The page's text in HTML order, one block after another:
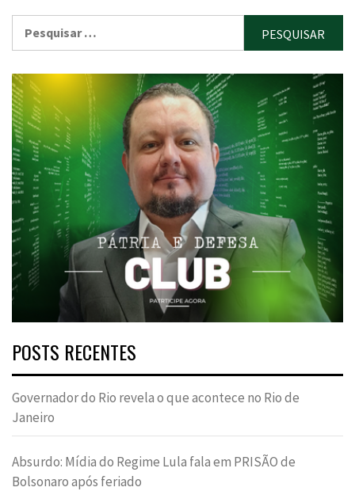
POSTS RECENTES
Governador do Rio revela o que acontece no Rio de
Janeiro
Absurdo: Mídia do Regime Lula fala em PRISÃO de
Bolsonaro após feriado